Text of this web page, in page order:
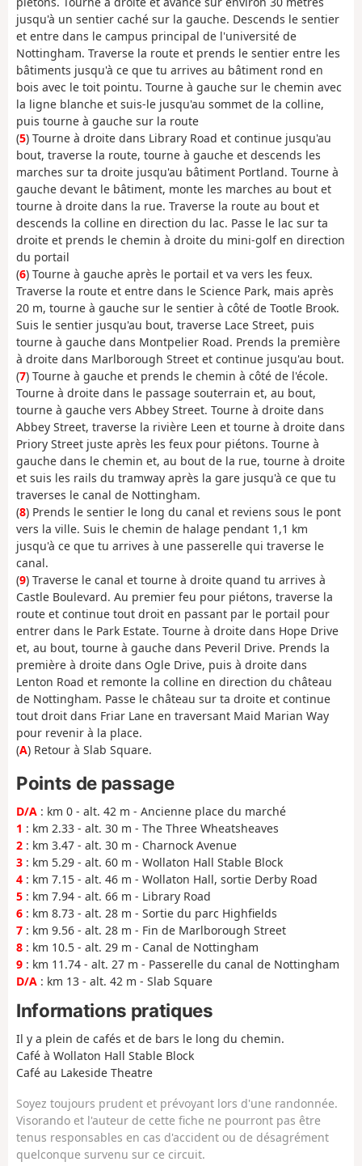
jusqu'à un sentier caché sur la gauche. Descends le sentier
et entre dans le campus principal de l'université de
Nottingham. Traverse la route et prends le sentier entre les
bâtiments jusqu'à ce que tu arrives au bâtiment rond en
bois avec le toit pointu. Tourne à gauche sur le chemin avec
la ligne blanche et suis-le jusqu'au sommet de la colline,
puis tourne à gauche sur la route
(5) Tourne à droite dans Library Road et continue jusqu'au
bout, traverse la route, tourne à gauche et descends les
marches sur ta droite jusqu'au bâtiment Portland. Tourne à
gauche devant le bâtiment, monte les marches au bout et
tourne à droite dans la rue. Traverse la route au bout et
descends la colline en direction du lac. Passe le lac sur ta
droite et prends le chemin à droite du mini-golf en direction
du portail
(6) Tourne à gauche après le portail et va vers les feux.
Traverse la route et entre dans le Science Park, mais après
20 m, tourne à gauche sur le sentier à côté de Tootle Brook.
Suis le sentier jusqu'au bout, traverse Lace Street, puis
tourne à gauche dans Montpelier Road. Prends la première
à droite dans Marlborough Street et continue jusqu'au bout.
(7) Tourne à gauche et prends le chemin à côté de l'école.
Tourne à droite dans le passage souterrain et, au bout,
tourne à gauche vers Abbey Street. Tourne à droite dans
Abbey Street, traverse la rivière Leen et tourne à droite dans
Priory Street juste après les feux pour piétons. Tourne à
gauche dans le chemin et, au bout de la rue, tourne à droite
et suis les rails du tramway après la gare jusqu'à ce que tu
traverses le canal de Nottingham.
(8) Prends le sentier le long du canal et reviens sous le pont
vers la ville. Suis le chemin de halage pendant 1,1 km
jusqu'à ce que tu arrives à une passerelle qui traverse le
canal.
(9) Traverse le canal et tourne à droite quand tu arrives à
Castle Boulevard. Au premier feu pour piétons, traverse la
route et continue tout droit en passant par le portail pour
entrer dans le Park Estate. Tourne à droite dans Hope Drive
et, au bout, tourne à gauche dans Peveril Drive. Prends la
première à droite dans Ogle Drive, puis à droite dans
Lenton Road et remonte la colline en direction du château
de Nottingham. Passe le château sur ta droite et continue
tout droit dans Friar Lane en traversant Maid Marian Way
pour revenir à la place.
(A) Retour à Slab Square.
Points de passage
D/A : km 0 - alt. 42 m - Ancienne place du marché
1 : km 2.33 - alt. 30 m - The Three Wheatsheaves
2 : km 3.47 - alt. 30 m - Charnock Avenue
3 : km 5.29 - alt. 60 m - Wollaton Hall Stable Block
4 : km 7.15 - alt. 46 m - Wollaton Hall, sortie Derby Road
5 : km 7.94 - alt. 66 m - Library Road
6 : km 8.73 - alt. 28 m - Sortie du parc Highfields
7 : km 9.56 - alt. 28 m - Fin de Marlborough Street
8 : km 10.5 - alt. 29 m - Canal de Nottingham
9 : km 11.74 - alt. 27 m - Passerelle du canal de Nottingham
D/A : km 13 - alt. 42 m - Slab Square
Informations pratiques
Il y a plein de cafés et de bars le long du chemin.
Café à Wollaton Hall Stable Block
Café au Lakeside Theatre
Soyez toujours prudent et prévoyant lors d'une randonnée.
Visorando et l'auteur de cette fiche ne pourront pas être
tenus responsables en cas d'accident ou de désagrément
quelconque survenu sur ce circuit.